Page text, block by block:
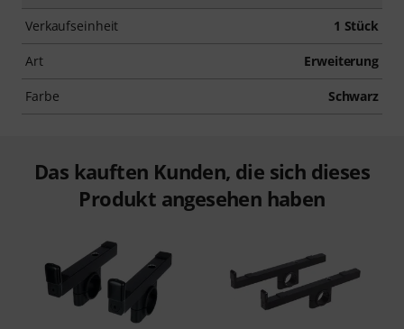
Verkaufseinheit 1 Stück
Art Erweiterung
Farbe Schwarz
Das kauften Kunden, die sich dieses
Produkt angesehen haben